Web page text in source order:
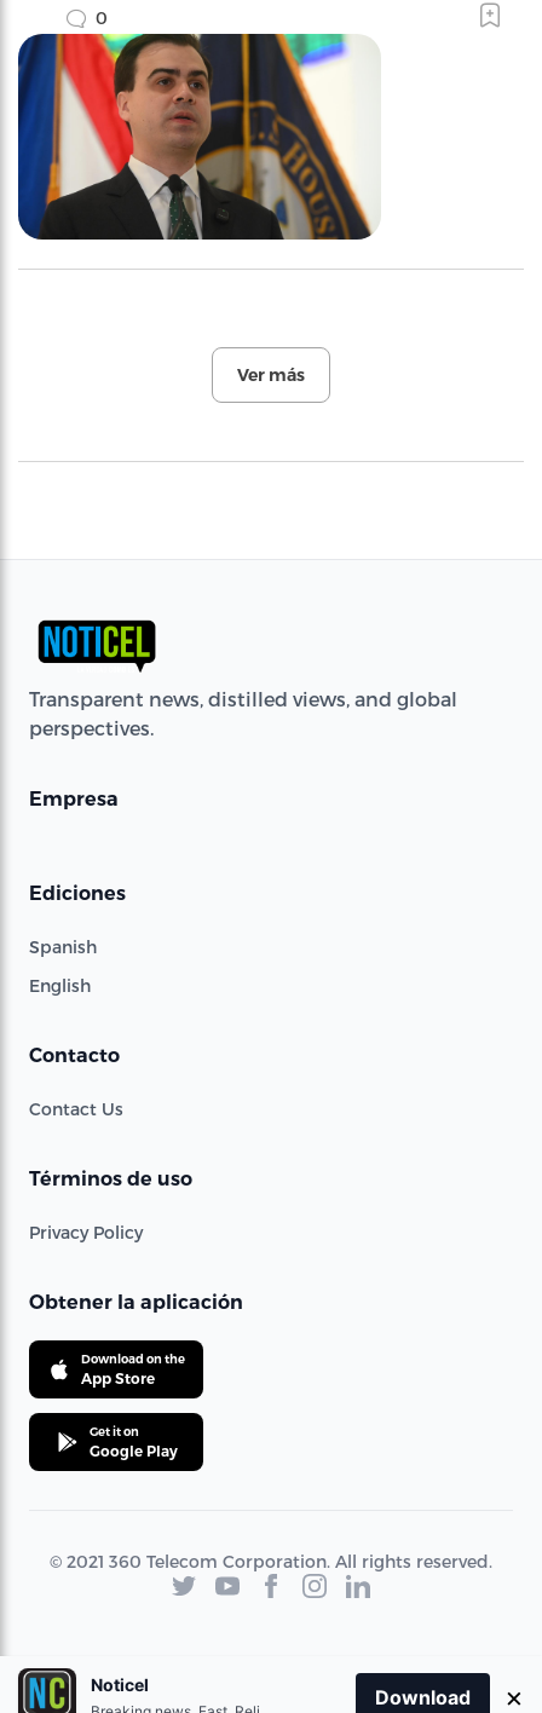
0
Ver más
Transparent news, distilled views, and global
perspectives.
Empresa
Ediciones
Spanish
English
Contacto
Contact Us
Términos de uso
Privacy Policy
Obtener la aplicación
Download on the
App Store
Get it on
Google Play
© 2021 360 Telecom Corporation. All rights reserved.
Noticel
Download ×